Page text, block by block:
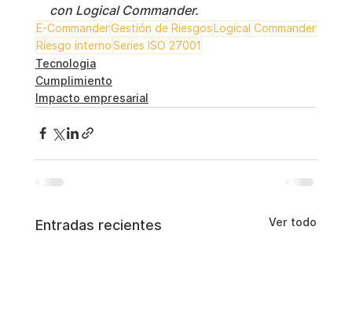
con Logical Commander.
E-CommanderGestión de Riesgos Logical Commander
Riesgo internoSeries ISO 27001
Tecnologia
Cumplimiento
Impacto empresarial
Entradas recientes Ver todo